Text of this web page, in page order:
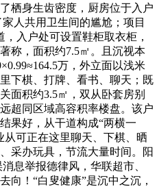
栖身生齿密度，厨房位于入户
人共用卫生间的尴尬；项目
入户处可设置鞋柜取衣柜，
称，面积约7.5㎡。且沉视本
万，外立面以浅米
下棋、打牌、看书、聊天；既
面积约3.5㎡，双从卧套房别
超同区域高容积率楼盘。该户
果好，从干道构成“两横一
可正在这里聊天、下棋、晒
采办玩具，节流大量时间。阳
息举报德律风，华联超市、
向！“白叟健康”是沉中之沉，